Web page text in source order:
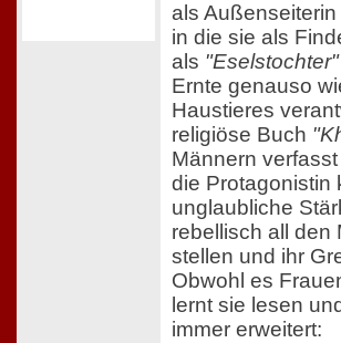
als
in die sie als
als "Eselstochter"
Ernte genauso
Haustieres
religiöse Buch
Männern
die Protagonistin
unglaubliche
rebellisch all den
stellen und ihr
Obwohl es
lernt sie lesen
immer erweitert: